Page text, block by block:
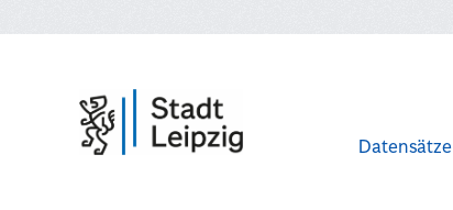
Datensätze